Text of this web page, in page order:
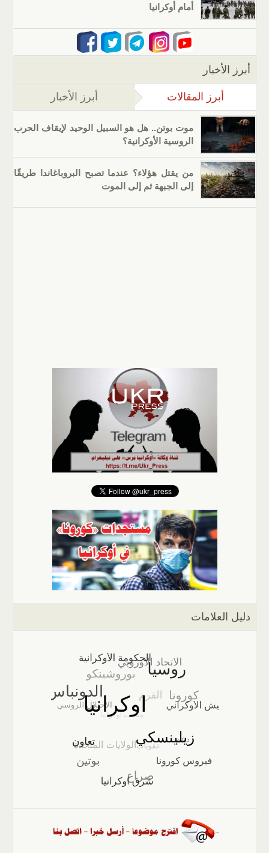
أمام أوكرانيا
أبرز الأخبار
أبرز المقالات (علامة التبويب النشطة)
أبرز الأخبار
موت بوتن.. هل هو السبيل الوحيد لإيقاف الحرب
الروسية الأوكرانية؟
من يقتل هؤلاء؟ عندما تصبح البروباغاندا طريقًا
إلى الجبهة ثم إلى الموت
دليل العلامات